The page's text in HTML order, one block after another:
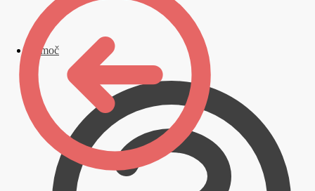
Pomoč